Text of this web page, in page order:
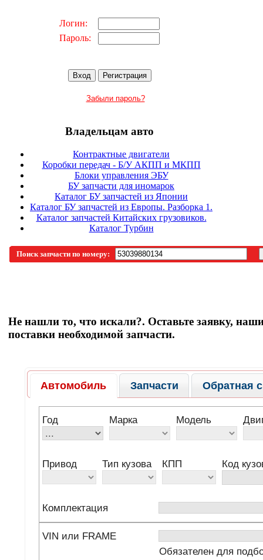
Логин:
Пароль:
Забыли пароль?
Владельцам авто
Контрактные двигатели
Коробки передач - Б/У АКПП и МКПП
Блоки управления ЭБУ
БУ запчасти для иномарок
Каталог БУ запчастей из Японии
Каталог БУ запчастей из Европы. Разборка 1.
Каталог запчастей Китайских грузовиков.
Каталог Турбин
Поиск запчасти по номеру:
Не нашли то, что искали?. Оставьте заявку,
поставки необходимой запчасти.